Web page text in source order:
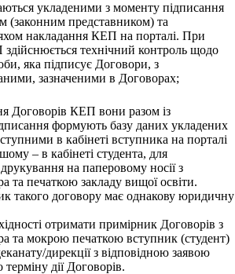
укладеними з моменту підписання
(законним представником) та
накладання КЕП на порталі. При
технічний контроль щодо
яка підписує Договори, з
зазначеними в Договорах;
Договорів КЕП вони разом із
формують базу даних укладених
в кабінеті вступника на порталі
– в кабінеті студента, для
на паперовому носії з
та печаткою закладу вищої освіти.
такого договору має однакову юридичну
отримати примірник Договорів з
та мокрою печаткою вступник (студент)
дирекції з відповідною заявою
дії Договорів.